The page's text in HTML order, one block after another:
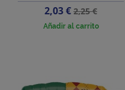
Precio
2,03 €Precio
base
2,25 €
Añadir al carrito